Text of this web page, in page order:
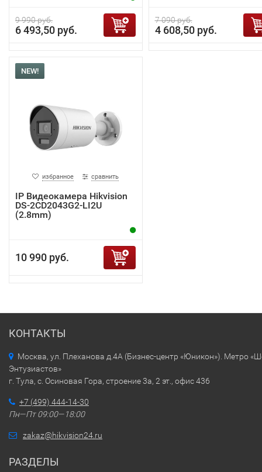
9 990 руб.
6 493,50 руб.
7 090 руб.
4 608,50 руб.
NEW!
избранное сравнить
IP Видеокамера Hikvision
DS-2CD2043G2-LI2U
(2.8mm)
10 990 руб.
КОНТАКТЫ
Москва, ул. Плеханова д.4А (Бизнес-центр «Юникон»). Метро
Энтузиастов»
г. Тула, с. Осиновая Гора, строение 3а, 2 эт., офис 436
+7 (499) 444-14-30
Пн—Пт 09:00—18:00
zakaz@hikvision24.ru
РАЗДЕЛЫ